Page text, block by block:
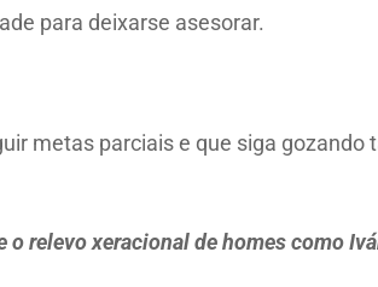
para deixarse asesorar.
metas parciais e que siga
relevo xeracional de homes como